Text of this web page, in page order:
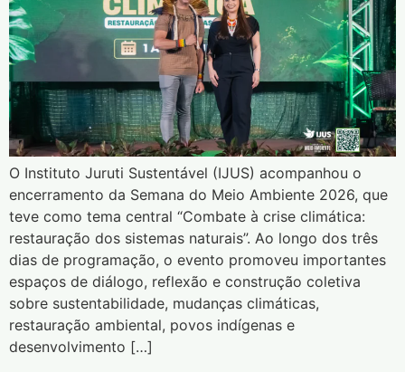
O Instituto Juruti Sustentável (IJUS) acompanhou o
encerramento da Semana do Meio Ambiente 2026, que
teve como tema central “Combate à crise climática:
restauração dos sistemas naturais”. Ao longo dos três
dias de programação, o evento promoveu importantes
espaços de diálogo, reflexão e construção coletiva
sobre sustentabilidade, mudanças climáticas,
restauração ambiental, povos indígenas e
desenvolvimento […]